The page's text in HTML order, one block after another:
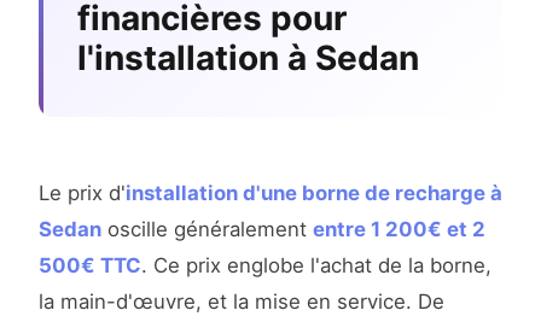
financières pour
l'installation à Sedan
Le prix d'installation d'une borne de recharge à
Sedan oscille généralement entre 1 200€ et 2
500€ TTC. Ce prix englobe l'achat de la borne,
la main-d'œuvre, et la mise en service. De